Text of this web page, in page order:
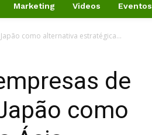
Marketing Videos Eventos
como alternativa estratégica...
de
como